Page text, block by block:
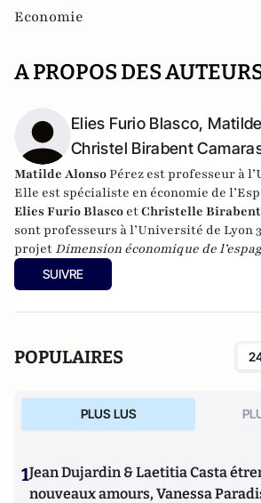
Economie
A PROPOS DES
Elies Furio Blasco,
Christel Birabent
Matilde AlonsoPérez est professeur à
Elle est spécialiste en économie de
Elies Furio Blasco etChristelle Birabent
sont professeurs àl’Université de Lyon
projet Dimension économique de
est l’analyse stratégique des entreprises
internationalisées.
SUIVRE
POPULAIRES
PLUS LUS
1Jean Dujardin & Laetitia Casta
nouveaux amours, Vanessa